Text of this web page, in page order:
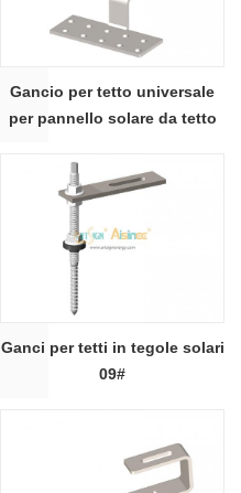
Gancio per tetto universale
per pannello solare da tetto
Ganci per tetti in tegole solari
09#